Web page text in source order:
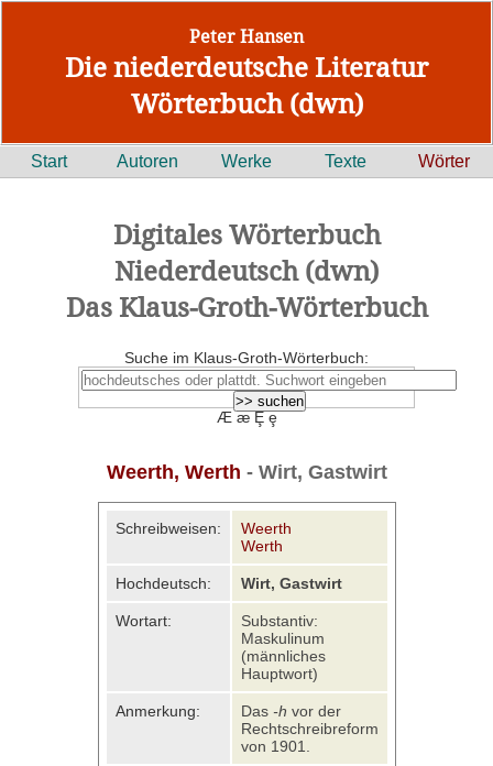
Peter Hansen
Die niederdeutsche Literatur
Wörterbuch (dwn)
Start Autoren Werke Texte Wörter
Digitales Wörterbuch
Niederdeutsch (dwn)
Das Klaus-Groth-Wörterbuch
Suche im Klaus-Groth-Wörterbuch:
Æ æ Ȩ ȩ
Weerth, Werth - Wirt, Gastwirt
Schreibweisen:
Weerth
Werth
Hochdeutsch: Wirt, Gastwirt
Wortart:
Substantiv:
Maskulinum
(männliches
Hauptwort)
Anmerkung: Das -h vor der
Rechtschreibreform
von 1901.